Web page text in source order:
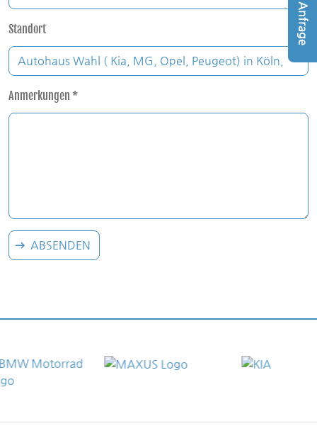
Standort
Anmerkungen *
ABSENDEN
Anfrage